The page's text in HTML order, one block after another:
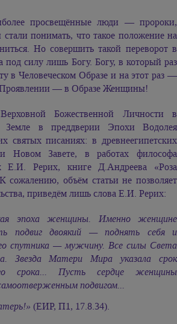
просвещённые люди — пророки,
понимать, что такое положение на
Но совершить такой переворот в
под силу лишь Богу. Богу, в который раз
в Человеческом Образе и на этот раз —
— в Образе Женщины!
Божественной Личности в
в преддверии Эпохи Водолея
святых писаниях: в древнеегипетских
Новом Завете, в работах философа
Е.И. Рерих, книге Д.Андреева «Роза
объём статьи не позволяет
приведём лишь слова Е.И. Рерих:
эпоха женщины. Именно женщине
подвиг двоякий — поднять себя и
спутника — мужчину. Все силы Света
Звезда Матери Мира указала срок
срока... Пусть сердце женщины
подвигом...
(ЕИР, П1, 17.8.34).